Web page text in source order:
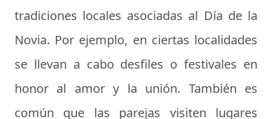
tradiciones locales asociadas al Día de la
Novia. Por ejemplo, en ciertas localidades
se llevan a cabo desfiles o festivales en
honor al amor y la unión. También es
común que las parejas visiten lugares